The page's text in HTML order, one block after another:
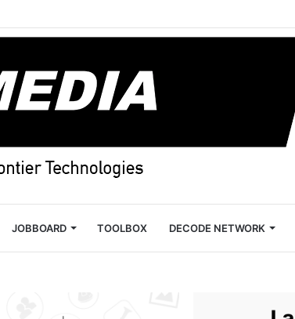
JOBBOARD TOOLBOX DECODE NETWORK